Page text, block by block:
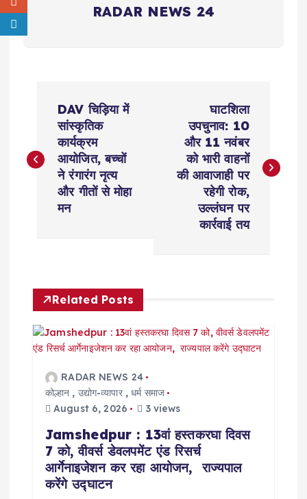
RADAR NEWS 24
s
v
DAV चिड़िया में
सांस्कृतिक
कार्यक्रम
आयोजित, बच्चों
ने रंगारंग नृत्य
और गीतों से मोहा
मन
घाटशिला
उपचुनाव: 10
और 11 नवंबर
को भारी वाहनों
की आवाजाही पर
रहेगी रोक,
उल्लंघन पर
कार्रवाई तय
Related Posts
RADAR NEWS 24
कोल्हान , उद्योग-व्यापार,धर्म समाज
August 6, 2026
3 views
Jamshedpur : 13वां हस्तकरघा दिवस
7 को, वीवर्स डेवलपमेंट एंड रिसर्च
आर्गेनाइजेशन कर रहा आयोजन, राज्यपाल
करेंगे उद्घाटन